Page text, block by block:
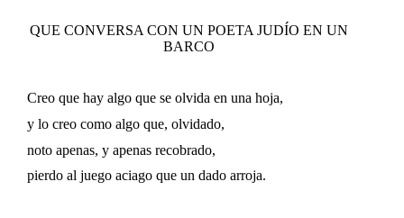
QUE CONVERSA CON UN POETA JUDÍO EN UN
BARCO
Creo que hay algo que se olvida en una hoja,
y lo creo como algo que, olvidado,
noto apenas, y apenas recobrado,
pierdo al juego aciago que un dado arroja.